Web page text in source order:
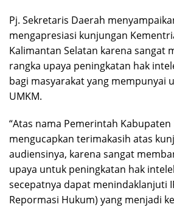
Pj. Sekretaris Daerah
mengapresiasi kunjungan
Kalimantan Selatan karena sangat
rangka upaya peningkatan hak
bagi masyarakat yang mempunyai
UMKM.
“Atas nama Pemerintah
mengucapkan terimakasih atas
audiensinya, karena sangat
upaya untuk peningkatan hak
secepatnya dapat menindaklanjuti
Repormasi Hukum) yang menjadi